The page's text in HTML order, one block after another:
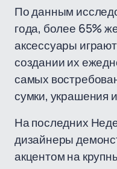
По данным
года, более 65%
аксессуары
создании их
самых
сумки, украшения
На последних
дизайнеры
акцентом на